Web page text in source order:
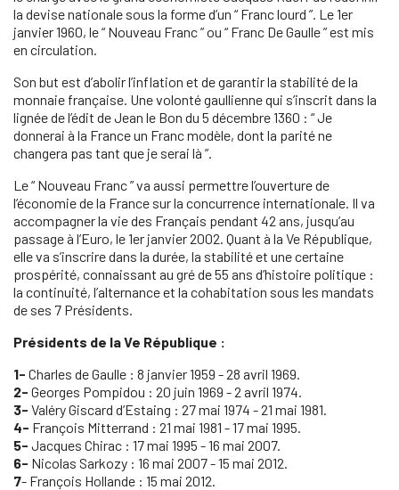
la devise nationale sous la forme d’un “ Franc lourd ”. Le 1er
janvier 1960, le “ Nouveau Franc ” ou “ Franc De Gaulle ” est mis
en circulation.
Son but est d’abolir l’inflation et de garantir la stabilité de la
monnaie française. Une volonté gaullienne qui s’inscrit dans la
lignée de l’édit de Jean le Bon du 5 décembre 1360 : “ Je
donnerai à la France un Franc modèle, dont la parité ne
changera pas tant que je serai là ”.
Le “ Nouveau Franc ” va aussi permettre l’ouverture de
l’économie de la France sur la concurrence internationale. Il va
accompagner la vie des Français pendant 42 ans, jusqu’au
passage à l’Euro, le 1er janvier 2002. Quant à la Ve République,
elle va s’inscrire dans la durée, la stabilité et une certaine
prospérité, connaissant au gré de 55 ans d’histoire politique :
la continuité, l’alternance et la cohabitation sous les mandats
de ses 7 Présidents.
Présidents de la Ve République :
1- Charles de Gaulle : 8 janvier 1959 - 28 avril 1969.
2- Georges Pompidou : 20 juin 1969 - 2 avril 1974.
3- Valéry Giscard d’Estaing : 27 mai 1974 - 21 mai 1981.
4- François Mitterrand : 21 mai 1981 - 17 mai 1995.
5- Jacques Chirac : 17 mai 1995 - 16 mai 2007.
6- Nicolas Sarkozy : 16 mai 2007 - 15 mai 2012.
7- François Hollande : 15 mai 2012.